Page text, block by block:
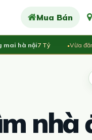
Mua Bán
nội7 Tỷ Vừa đăng:
nhà